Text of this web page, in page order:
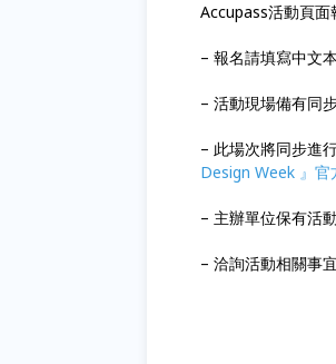
Accupass活動頁
– 報名請填寫中文
– 活動現場備有同
– 此場次將同步進
Design Week 』官
– 主辦單位保有活
– 洽詢活動相關事